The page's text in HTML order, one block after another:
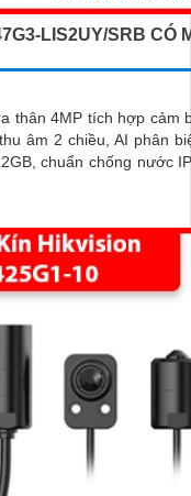
LIS2UY/SRB CÓ
thân 4MP tích hợp cảm
âm 2 chiều, AI phân
chuẩn chống nước